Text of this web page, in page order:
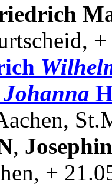
Johanna
,
+